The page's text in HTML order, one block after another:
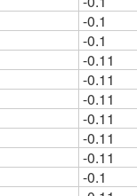
-0.1
-0.1
-0.11
-0.11
-0.11
-0.11
-0.11
-0.11
-0.1